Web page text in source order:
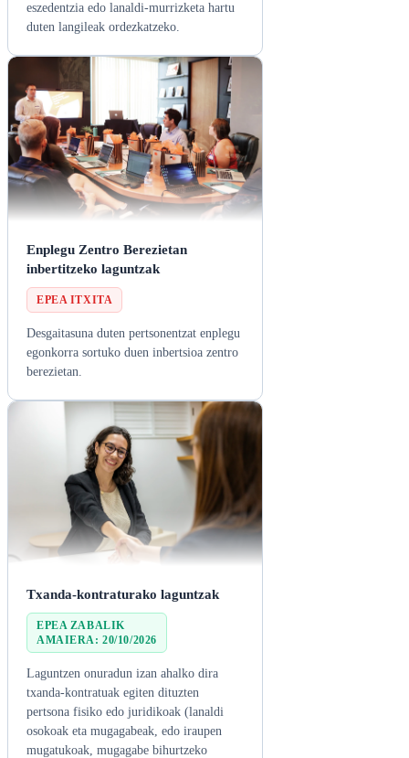
eszedentzia edo lanaldi-murrizketa hartu
duten langileak ordezkatzeko.
Enplegu Zentro Berezietan
inbertitzeko laguntzak
EPEA ITXITA
Desgaitasuna duten pertsonentzat enplegu
egonkorra sortuko duen inbertsioa zentro
berezietan.
Txanda-kontraturako laguntzak
EPEA ZABALIK
AMAIERA: 20/10/2026
Laguntzen onuradun izan ahalko dira
txanda-kontratuak egiten dituzten
pertsona fisiko edo juridikoak (lanaldi
osokoak eta mugagabeak, edo iraupen
mugatukoak, mugagabe bihurtzeko